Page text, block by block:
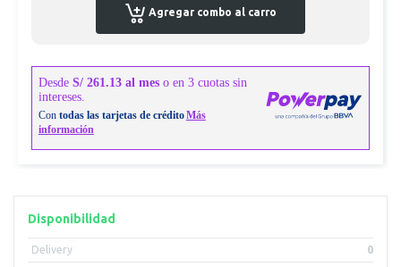
Disponibilidad
Delivery 0
Agregar combo al carro